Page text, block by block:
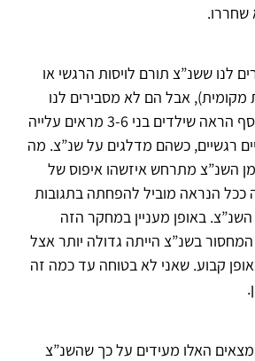
שחררו.
לנו ששנ”צ תורם לויסות הרגשי או
מקומית), אבל הם לא מסבירים לנו
המשך נוסף הראה שילדים בני 3-6 מראים עלייה
רגשיים, כשהם מדלגים על שנ”צ. מה
השנ”צ מתרחש איזשהו איפוס של
הנראה מוביל להפחתה בתגובות
השנ”צ. באופן מעניין במחקר הזה
בשנ”צ הייתה גדולה יותר אצל
קבוע. שאני לא בטוחה עד כמה זה
האלו מעידים על כך שהשנ”צ